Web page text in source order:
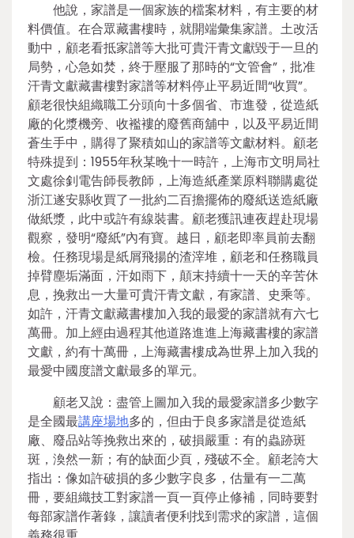
他說，家譜是一個家族的檔案材料，有主要的材
料價值。在合眾藏書樓時，就開端彙集家譜。土改活
動中，顧老看抵家譜等大批可貴汗青文獻毀于一旦的
局勢，心急如焚，終于壓服了那時的“文管會”，批准
汗青文獻藏書樓對家譜等材料停止平易近間“收買”。
顧老很快組織職工分頭向十多個省、市進發，從造紙
廠的化漿機旁、收襤褸的廢舊商舖中，以及平易近間
蒼生手中，購得了聚積如山的家譜等文獻材料。顧老
特殊提到：1955年秋某晚十一時許，上海市文明局社
文處徐釗電告師長教師，上海造紙產業原料聯購處從
浙江遂安縣收買了一批約二百擔擺佈的廢紙送造紙廠
做紙漿，此中或許有線裝書。顧老獲訊連夜趕赴現場
觀察，發明“廢紙”內有寶。越日，顧老即率員前去翻
檢。任務現場是紙屑飛揚的渣滓堆，顧老和任務職員
掉臂塵垢滿面，汗如雨下，顛末持續十一天的辛苦休
息，挽救出一大量可貴汗青文獻，有家譜、史乘等。
如許，汗青文獻藏書樓加入我的最愛的家譜就有六七
萬冊。加上經由過程其他道路進進上海藏書樓的家譜
文獻，約有十萬冊，上海藏書樓成為世界上加入我的
最愛中國度譜文獻最多的單元。
顧老又說：盡管上圖加入我的最愛家譜多少數字
是全國最講座場地多的，但由于良多家譜是從造紙
廠、廢品站等挽救出來的，破損嚴重：有的蟲跡斑
斑，渙然一新；有的缺面少頁，殘破不全。顧老誇大
指出：像如許破損的多少數字良多，估量有一二萬
冊，要組織技工對家譜一頁一頁停止修補，同時要對
每部家譜作著錄，讓讀者便利找到需求的家譜，這個